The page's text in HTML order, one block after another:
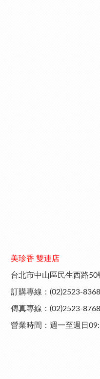
美珍香 雙連店
台北市中山區民生西路50
訂購專線：(02)2523-8368
傳真專線：(02)2523-8768
營業時間：週一至週日